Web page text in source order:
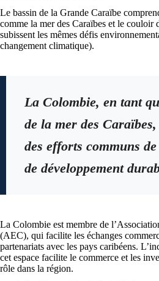
Le bassin de la Grande Caraïbe
comme la mer des Caraïbes et le couloir
subissent les mêmes défis
changement climatique).
La Colombie, en tant
de la mer des Caraïbes,
des efforts communs
de développement
La Colombie est membre de
(AEC), qui facilite les échanges
partenariats avec les pays caribéens.
cet espace facilite le commerce et les
rôle dans la région.